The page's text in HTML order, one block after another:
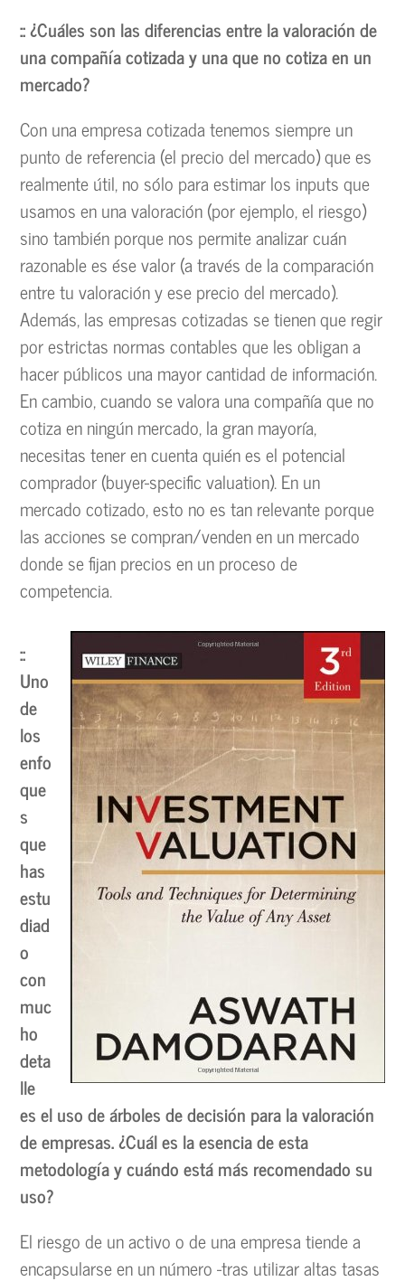
:: ¿Cuáles son las diferencias entre la valoración de
una compañía cotizada y una que no cotiza en un
mercado?
Con una empresa cotizada tenemos siempre un
punto de referencia (el precio del mercado) que es
realmente útil, no sólo para estimar los inputs que
usamos en una valoración (por ejemplo, el riesgo)
sino también porque nos permite analizar cuán
razonable es ése valor (a través de la comparación
entre tu valoración y ese precio del mercado).
Además, las empresas cotizadas se tienen que regir
por estrictas normas contables que les obligan a
hacer públicos una mayor cantidad de información.
En cambio, cuando se valora una compañía que no
cotiza en ningún mercado, la gran mayoría,
necesitas tener en cuenta quién es el potencial
comprador (buyer-specific valuation). En un
mercado cotizado, esto no es tan relevante porque
las acciones se compran/venden en un mercado
donde se fijan precios en un proceso de
competencia.
::
Uno
de
los
enfo
que
s
que
has
estu
diad
o
con
muc
ho
deta
lle
es el uso de árboles de decisión para la valoración
de empresas. ¿Cuál es la esencia de esta
metodología y cuándo está más recomendado su
uso?
El riesgo de un activo o de una empresa tiende a
encapsularse en un número -tras utilizar altas tasas